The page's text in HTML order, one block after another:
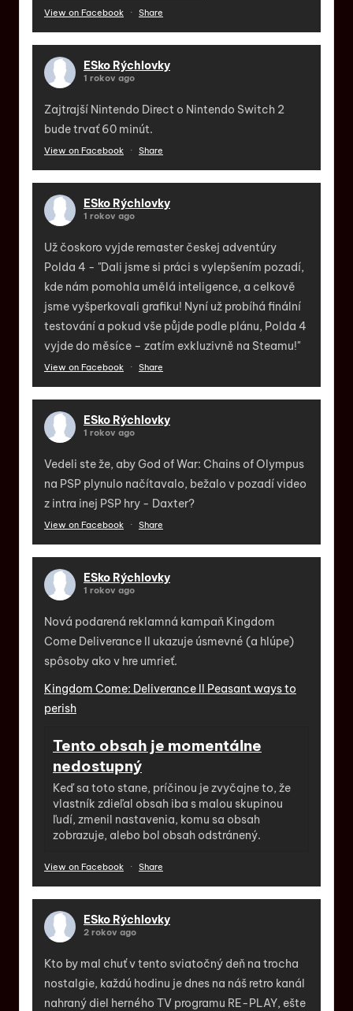
View on Facebook · Share
ESko Rýchlovky
1 rokov ago
Zajtrajší Nintendo Direct o Nintendo Switch 2
bude trvať 60 minút.
View on Facebook · Share
ESko Rýchlovky
1 rokov ago
Už čoskoro vyjde remaster českej adventúry
Polda 4 - "Dali jsme si práci s vylepšením pozadí,
kde nám pomohla umělá inteligence, a celkově
jsme vyšperkovali grafiku! Nyní už probíhá finální
testování a pokud vše půjde podle plánu, Polda 4
vyjde do měsíce – zatím exkluzivně na Steamu!"
View on Facebook · Share
ESko Rýchlovky
1 rokov ago
Vedeli ste že, aby God of War: Chains of Olympus
na PSP plynulo načítavalo, bežalo v pozadí video
z intra inej PSP hry - Daxter?
View on Facebook · Share
ESko Rýchlovky
1 rokov ago
Nová podarená reklamná kampaň Kingdom
Come Deliverance II ukazuje úsmevné (a hlúpe)
spôsoby ako v hre umrieť.
Kingdom Come: Deliverance II Peasant ways to
perish
Tento obsah je momentálne
nedostupný
Keď sa toto stane, príčinou je zvyčajne to, že
vlastník zdieľal obsah iba s malou skupinou
ľudí, zmenil nastavenia, komu sa obsah
zobrazuje, alebo bol obsah odstránený.
View on Facebook · Share
ESko Rýchlovky
2 rokov ago
Kto by mal chuť v tento sviatočný deň na trocha
nostalgie, každú hodinu je dnes na náš retro kanál
nahraný diel herného TV programu RE-PLAY, ešte